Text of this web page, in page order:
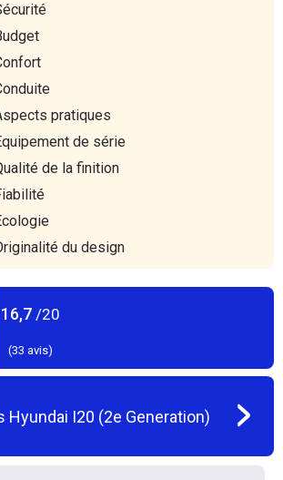
pratiques
de série
de la finition
du design
16,7 /20
(33 avis)
Hyundai I20 (2e Generation)